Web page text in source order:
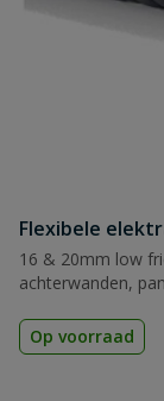
Flexibele
16 & 20mm low
achterwanden,
Op voorraad